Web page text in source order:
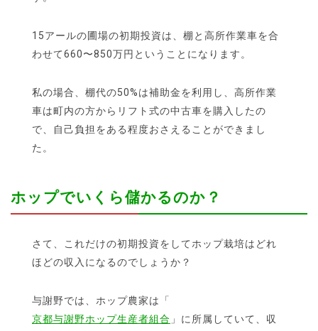
15アールの圃場の初期投資は、棚と高所作業車を合
わせて660〜850万円ということになります。
私の場合、棚代の50%は補助金を利用し、高所作業
車は町内の方からリフト式の中古車を購入したの
で、自己負担をある程度おさえることができまし
た。
ホップでいくら儲かるのか？
さて、これだけの初期投資をしてホップ栽培はどれ
ほどの収入になるのでしょうか？
与謝野では、ホップ農家は「
京都与謝野ホップ生産者組合 」に所属していて、収